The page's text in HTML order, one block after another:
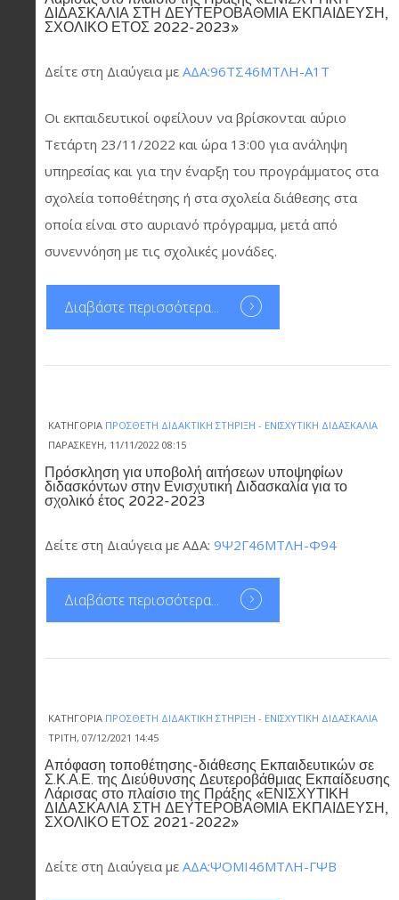
ΔΙΔΑΣΚΑΛΙΑ ΣΤΗ ΔΕΥΤΕΡΟΒΑΘΜΙΑ ΕΚΠΑΙΔΕΥΣΗ,
ΣΧΟΛΙΚΟ ΕΤΟΣ 2022-2023»
Δείτε στη Διαύγεια με ΑΔΑ:96ΤΣ46ΜΤΛΗ-Α1Τ
Οι εκπαιδευτικοί οφείλουν να βρίσκονται αύριο
Τετάρτη 23/11/2022 και ώρα 13:00 για ανάληψη
υπηρεσίας και για την έναρξη του προγράμματος στα
σχολεία τοποθέτησης ή στα σχολεία διάθεσης στα
οποία είναι στο αυριανό πρόγραμμα, μετά από
συνεννόηση με τις σχολικές μονάδες.
Διαβάστε περισσότερα...
ΚΑΤΗΓΟΡΊΑ ΠΡΌΣΘΕΤΗ ΔΙΔΑΚΤΙΚΉ ΣΤΉΡΙΞΗ - ΕΝΙΣΧΥΤΙΚΉ ΔΙΔΑΣΚΑΛΊΑ
ΠΑΡΑΣΚΕΥΉ, 11/11/2022 08:15
Πρόσκληση για υποβολή αιτήσεων υποψηφίων
διδασκόντων στην Ενισχυτική Διδασκαλία για το
σχολικό έτος 2022-2023
Δείτε στη Διαύγεια με ΑΔΑ: 9Ψ2Γ46ΜΤΛΗ-Φ94
Διαβάστε περισσότερα...
ΚΑΤΗΓΟΡΊΑ ΠΡΌΣΘΕΤΗ ΔΙΔΑΚΤΙΚΉ ΣΤΉΡΙΞΗ - ΕΝΙΣΧΥΤΙΚΉ ΔΙΔΑΣΚΑΛΊΑ
ΤΡΊΤΗ, 07/12/2021 14:45
Απόφαση τοποθέτησης-διάθεσης Εκπαιδευτικών σε
Σ.Κ.Α.Ε. της Διεύθυνσης Δευτεροβάθμιας Εκπαίδευσης
Λάρισας στο πλαίσιο της Πράξης «ΕΝΙΣΧΥΤΙΚΗ
ΔΙΔΑΣΚΑΛΙΑ ΣΤΗ ΔΕΥΤΕΡΟΒΑΘΜΙΑ ΕΚΠΑΙΔΕΥΣΗ,
ΣΧΟΛΙΚΟ ΕΤΟΣ 2021-2022»
Δείτε στη Διαύγεια με ΑΔΑ:ΨΟΜΙ46ΜΤΛΗ-ΓΨΒ